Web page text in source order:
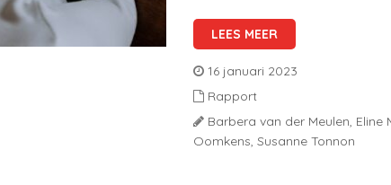
LEES MEER
16 januari 2023
Rapport
Barbera van der Meulen, Eline
Oomkens, Susanne Tonnon